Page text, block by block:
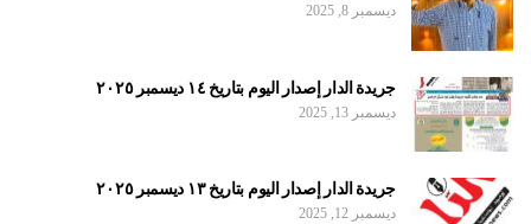
ديسمبر 8, 2025
جريدة الدار إصدار اليوم بتاريخ ١٤ ديسمبر ٢٠٢٥
ديسمبر 13, 2025
جريدة الدار إصدار اليوم بتاريخ ١٣ ديسمبر ٢٠٢٥
ديسمبر 12, 2025